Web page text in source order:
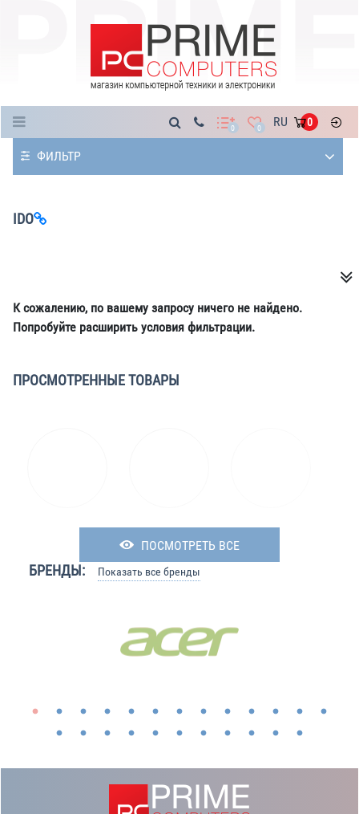
0 0 RU 0
ФИЛЬТР
IDO
К сожалению, по вашему запросу ничего не найдено.
Попробуйте расширить условия фильтрации.
ПРОСМОТРЕННЫЕ ТОВАРЫ
ПОСМОТРЕТЬ ВСЕ
БРЕНДЫ: Показать все бренды